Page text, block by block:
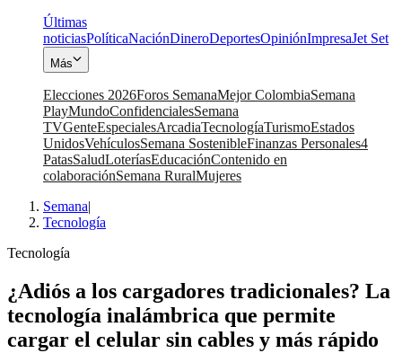
Últimas
noticiasPolíticaNaciónDineroDeportesOpiniónImpresaJet Set
Más
Elecciones 2026Foros SemanaMejor ColombiaSemana
PlayMundoConfidencialesSemana
TVGenteEspecialesArcadiaTecnologíaTurismoEstados
UnidosVehículosSemana SostenibleFinanzas Personales4
PatasSaludLoteríasEducaciónContenido en
colaboraciónSemana RuralMujeres
Semana|
Tecnología
Tecnología
¿Adiós a los cargadores tradicionales? La
tecnología inalámbrica que permite
cargar el celular sin cables y más rápido